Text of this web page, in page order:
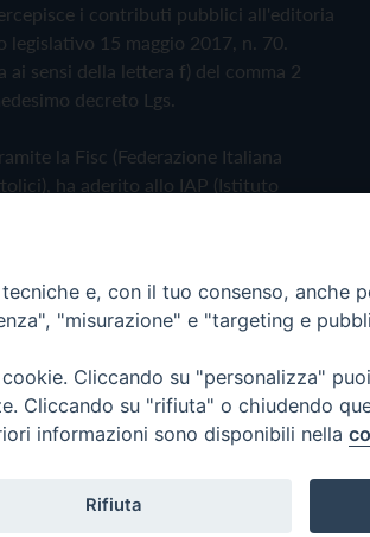
i contributi pubblici all'editoria
legislativo 15 maggio 2017, n. 70.
ai sensi della lettera f) del comma 2
decreto Lgs.
la Fisc (Federazione Italiana
ha aderito allo IAP (Istituto
Cookie Policye, con il tuo consenso, anche
"misurazione" e "targeting e
Cliccando su "personalizza"
Cliccando su "rifiuta" o chiudendo
informazioni sono disponibili nella
Rifiuta